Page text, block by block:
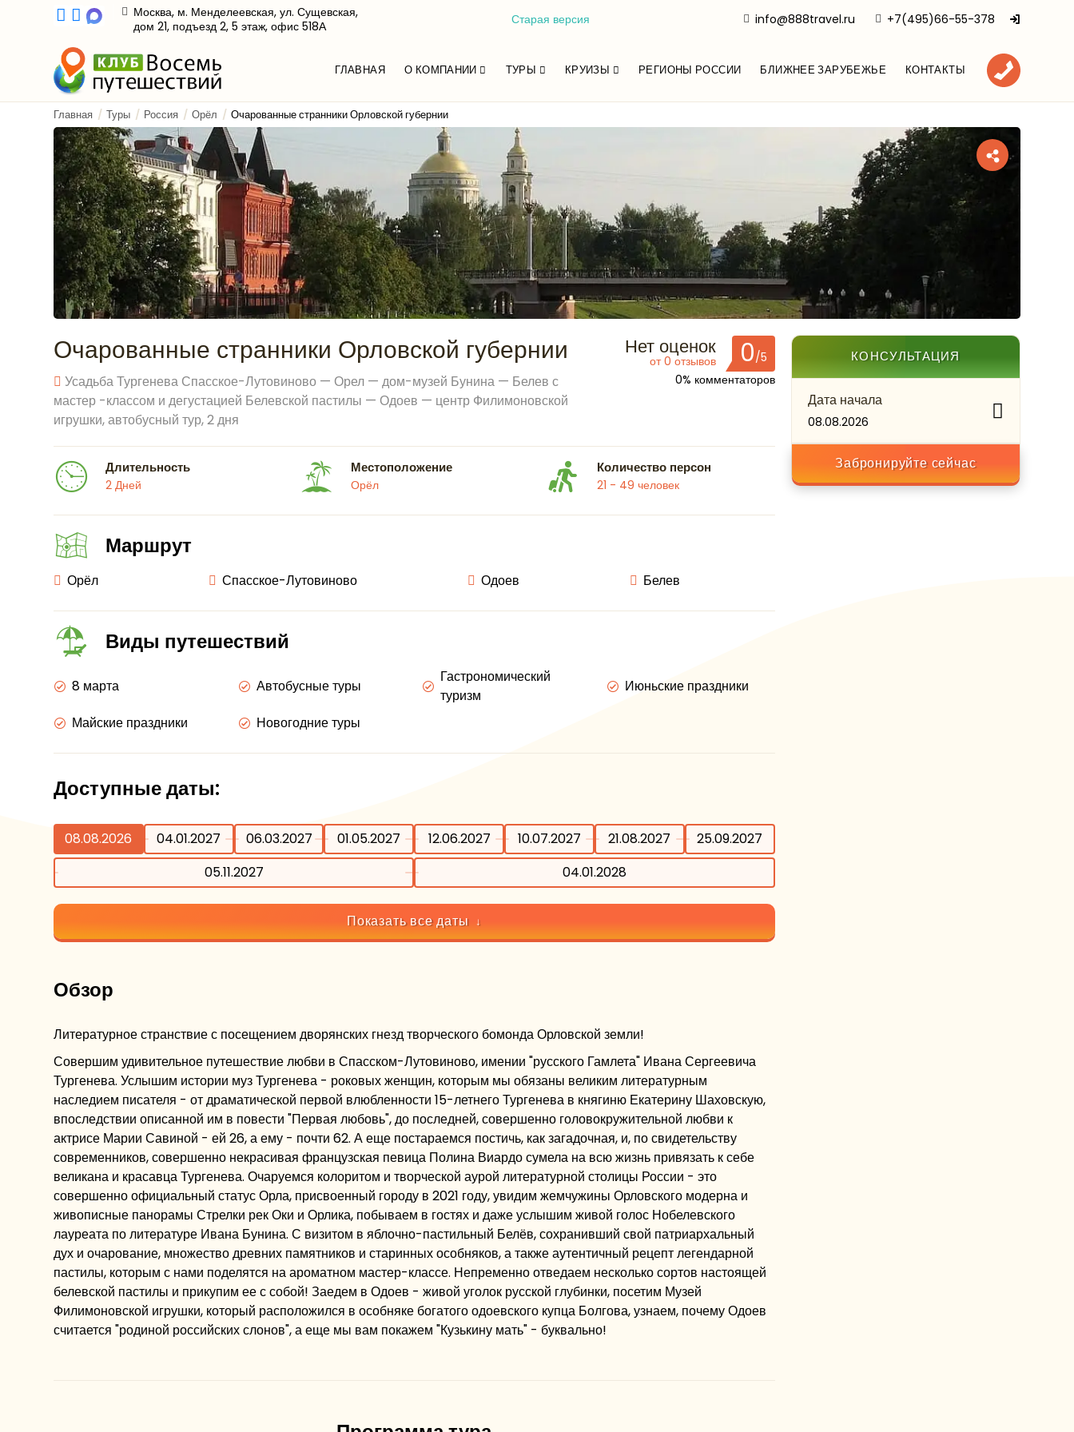
Москва, м. Менделеевская, ул. Сущевская,
дом 21, подъезд 2, 5 этаж, офис 518А
Старая версия info@888travel.ru +7(495)66-55-378
ГЛАВНАЯ О КОМПАНИИ ТУРЫ КРУИЗЫ РЕГИОНЫ РОССИИ БЛИЖНЕЕ ЗАРУБЕЖЬЕ КОНТАКТЫ
Главная Туры Россия Орёл Очарованные странники Орловской губернии
Очарованные странники Орловской губернии
Усадьба Тургенева Спасское-Лутовиново — Орел — дом-музей Бунина — Белев с
мастер -классом и дегустацией Белевской пастилы — Одоев — центр Филимоновской
игрушки, автобусный тур, 2 дня
Нет оценок
от 0 отзывов 0/5
0% комментаторов
Длительность
2 Дней
Местоположение
Орёл
Количество персон
21 - 49 человек
Маршрут
Орёл Спасское-Лутовиново Одоев Белев
Виды путешествий
8 марта Автобусные туры
Гастрономический
туризм
Июньские праздники
Майские праздники
Новогодние туры
Доступные даты:
08.08.2026 04.01.2027 06.03.2027 01.05.2027 12.06.2027 10.07.2027 21.08.2027
25.09.2027
05.11.2027
04.01.2028
Показать все даты
Обзор
Литературное странствие с посещением дворянских гнезд творческого бомонда Орловской земли!
Совершим удивительное путешествие любви в Спасском-Лутовиново, имении "русского Гамлета" Ивана Сергеевича
Тургенева. Услышим истории муз Тургенева - роковых женщин, которым мы обязаны великим литературным
наследием писателя - от драматической первой влюбленности 15-летнего Тургенева в княгиню Екатерину Шаховскую,
впоследствии описанной им в повести "Первая любовь", до последней, совершенно головокружительной любви к
актрисе Марии Савиной - ей 26, а ему - почти 62. А еще постараемся постичь, как загадочная, и, по свидетельству
современников, совершенно некрасивая французская певица Полина Виардо сумела на всю жизнь привязать к себе
великана и красавца Тургенева. Очаруемся колоритом и творческой аурой литературной столицы России - это
совершенно официальный статус Орла, присвоенный городу в 2021 году, увидим жемчужины Орловского модерна и
живописные панорамы Стрелки рек Оки и Орлика, побываем в гостях и даже услышим живой голос Нобелевского
лауреата по литературе Ивана Бунина. С визитом в яблочно-пастильный Белёв, сохранивший свой патриархальный
дух и очарование, множество древних памятников и старинных особняков, а также аутентичный рецепт легендарной
пастилы, которым с нами поделятся на ароматном мастер-классе. Непременно отведаем несколько сортов настоящей
белевской пастилы и прикупим ее с собой! Заедем в Одоев - живой уголок русской глубинки, посетим Музей
Филимоновской игрушки, который расположился в особняке богатого одоевского купца Болгова, узнаем, почему Одоев
считается "родиной российских слонов", а еще мы вам покажем "Кузькину мать" - буквально!
КОНСУЛЬТАЦИЯ
Дата начала
08.08.2026
Забронируйте сейчас